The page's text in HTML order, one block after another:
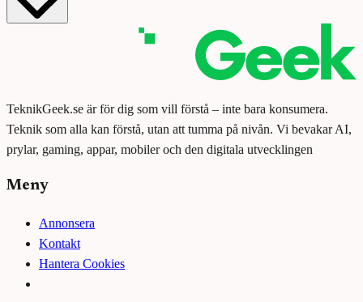
TeknikGeek.se är för dig som vill förstå – inte bara konsumera.
Teknik som alla kan förstå, utan att tumma på nivån. Vi bevakar AI,
prylar, gaming, appar, mobiler och den digitala utvecklingen
Meny
Annonsera
Kontakt
Hantera Cookies